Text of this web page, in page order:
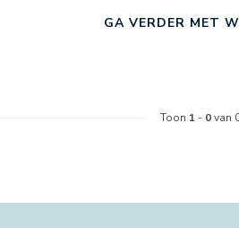
GA VERDER MET
Toon 1 - 0van